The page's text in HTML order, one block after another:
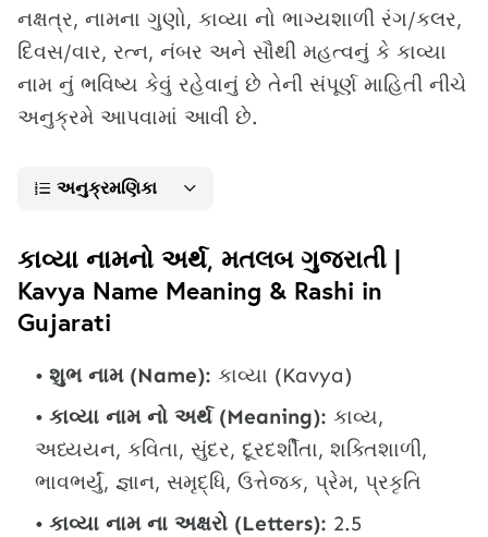
નક્ષત્ર, નામના ગુણો, કાવ્યા નો ભાગ્યશાળી રંગ/કલર,
દિવસ/વાર, રત્ન, નંબર અને સૌથી મહત્વનું કે કાવ્યા
નામ નું ભવિષ્ય કેવું રહેવાનું છે તેની સંપૂર્ણ માહિતી નીચે
અનુક્રમે આપવામાં આવી છે.
અનુક્રમણિકા
કાવ્યા નામનો અર્થ, મતલબ ગુજરાતી |
Kavya Name Meaning & Rashi in
Gujarati
શુભ નામ (Name): કાવ્યા (Kavya)
કાવ્યા નામ નો અર્થ (Meaning): કાવ્ય,
અધ્યયન, કવિતા, સુંદર, દૂરદર્શીતા, શક્તિશાળી,
ભાવભર્યું, જ્ઞાન, સમૃદ્ધિ, ઉત્તેજક, પ્રેમ, પ્રકૃતિ
કાવ્યા નામ ના અક્ષરો (Letters): 2.5